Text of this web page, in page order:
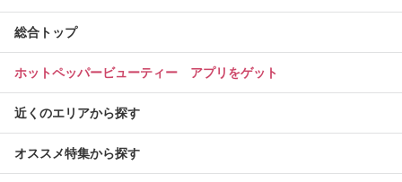
総合トップ
ホットペッパービューティー アプリをゲット
近くのエリアから探す
オススメ特集から探す